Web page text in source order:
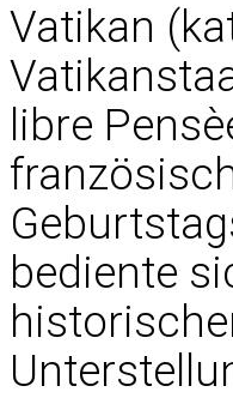
Vatikan
libre
bediente